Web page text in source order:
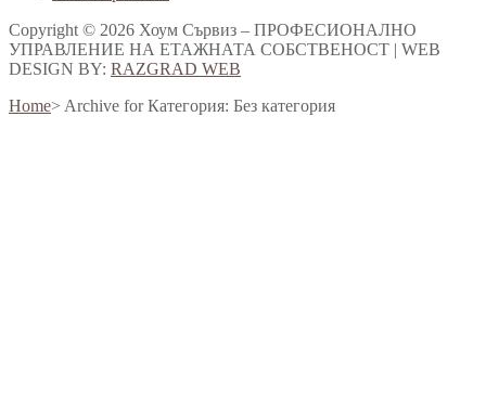
Copyright © 2026 Хоум Сървиз – ПРОФЕСИОНАЛНО
УПРАВЛЕНИЕ НА ЕТАЖНАТА СОБСТВЕНОСТ | WEB
DESIGN BY: RAZGRAD WEB
Home> Archive forКатегория: Без категория